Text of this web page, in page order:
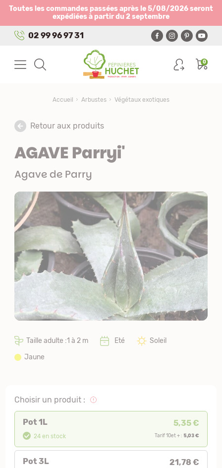
Toutes les commandes passées après le 5/08/2026 seront
expédiées à partir du 2 septembre
02 99 96 97 31
0
Accueil Arbustes Végétaux exotiques
Retour aux produits
AGAVE Parryi'
Agave de Parry
Taille adulte :1 à 2 m Eté
Soleil
Jaune
Choisir un produit :
Pot 1L 5,35 €
24 en stock Tarif 10et + : 5,03 €
Pot 3L 21,78 €
Panneau de gestion des cookies